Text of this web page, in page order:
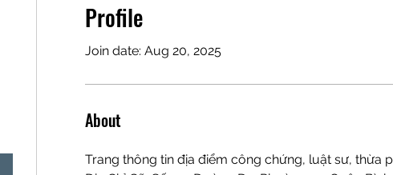
Profile
Join date: Aug 20, 2025
About
Trang thông tin địa điểm công chứng, luật sư, thừa